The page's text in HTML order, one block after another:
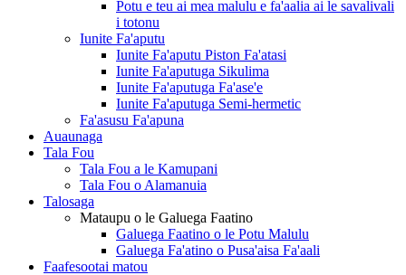
Potu e teu ai mea malulu e fa'aalia ai le savalivali
i totonu
Iunite Fa'aputu
Iunite Fa'aputu Piston Fa'atasi
Iunite Fa'aputuga Sikulima
Iunite Fa'aputuga Fa'ase'e
Iunite Fa'aputuga Semi-hermetic
Fa'asusu Fa'apuna
Auaunaga
Tala Fou
Tala Fou a le Kamupani
Tala Fou o Alamanuia
Talosaga
Mataupu o le Galuega Faatino
Galuega Faatino o le Potu Malulu
Galuega Fa'atino o Pusa'aisa Fa'aali
Faafesootai matou